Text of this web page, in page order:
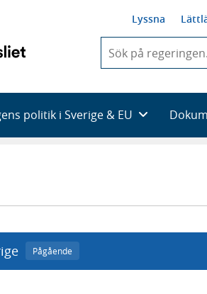
Lyssna
du
skriva
framträder
en
politik i Sverige & EU
Pågående